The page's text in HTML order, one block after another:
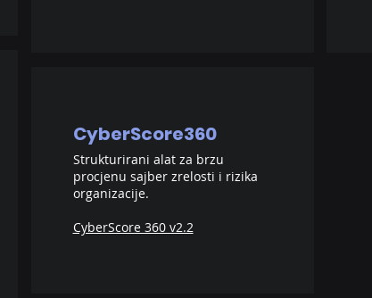
CyberScore360
Strukturirani alat za brzu
procjenu sajber zrelosti i rizika
organizacije.
CyberScore 360 v2.2